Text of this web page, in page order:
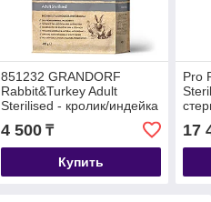
851232 GRANDORF
Rabbit&Turkey Adult
Sterilised - кролик/индейка
для взрослых
стерилизованных кошек,
уп.400гр.
4 500₸
Купить
Pro
17